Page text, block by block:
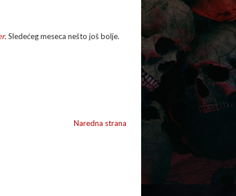
. Sledećeg meseca nešto još bolje.
Naredna strana